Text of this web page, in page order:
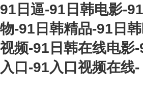
91日逼-91日韩电影-
物-91日韩精品-91日
视频-91日韩在线电影
入口-91入口视频在线-